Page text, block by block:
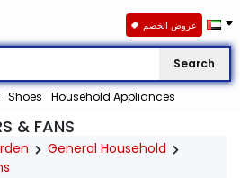
Search
Shoes Household Appliances
عروض الخصم
& FANS
General Household